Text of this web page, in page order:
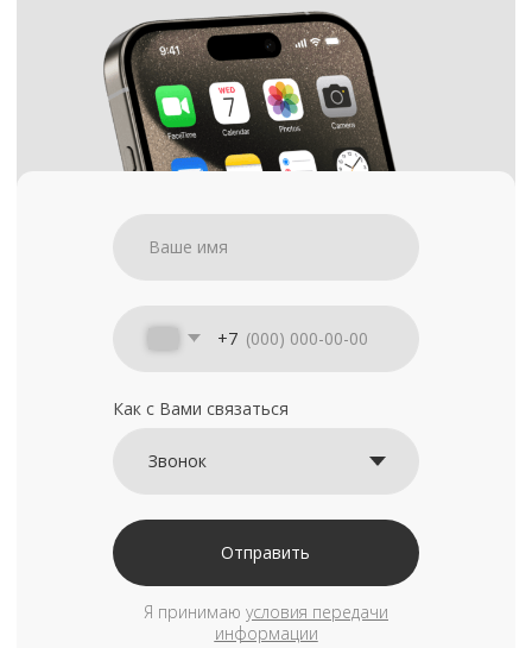
+7
Как с Вами связаться
информации